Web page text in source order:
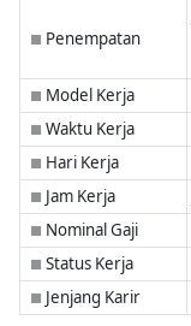
■ Penempatan
■ Model Kerja
■ Waktu Kerja
■ Hari Kerja
■ Jam Kerja
■ Nominal Gaji
■ Status Kerja
■ Jenjang Karir